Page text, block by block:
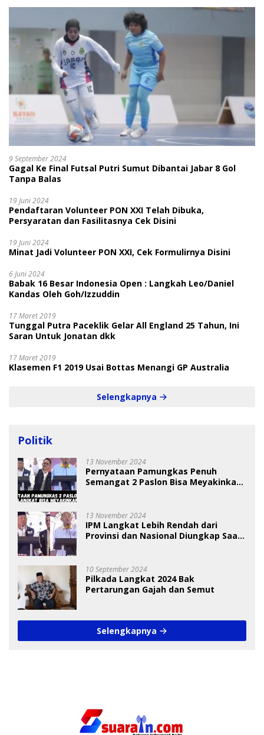
9 September 2024
Gagal Ke Final Futsal Putri Sumut Dibantai Jabar 8 Gol
Tanpa Balas
19 Juni 2024
Pendaftaran Volunteer PON XXI Telah Dibuka,
Persyaratan dan Fasilitasnya Cek Disini
19 Juni 2024
Minat Jadi Volunteer PON XXI, Cek Formulirnya Disini
6 Juni 2024
Babak 16 Besar Indonesia Open : Langkah Leo/Daniel
Kandas Oleh Goh/Izzuddin
17 Maret 2019
Tunggal Putra Paceklik Gelar All England 25 Tahun, Ini
Saran Untuk Jonatan dkk
17 Maret 2019
Klasemen F1 2019 Usai Bottas Menangi GP Australia
Selengkapnya
Politik
13 November 2024
Pernyataan Pamungkas Penuh
Semangat 2 Paslon Bisa Meyakinkan
13 November 2024
IPM Langkat Lebih Rendah dari
Provinsi dan Nasional Diungkap Saat
10 September 2024
Pilkada Langkat 2024 Bak
Pertarungan Gajah dan Semut
Selengkapnya